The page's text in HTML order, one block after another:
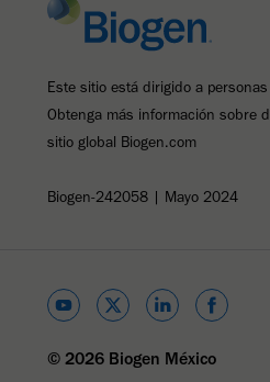
Este sitio está dirigido a
Obtenga más información sobre
sitio global Biogen.com
Biogen-242058 | Mayo 2024
© 2026 Biogen México